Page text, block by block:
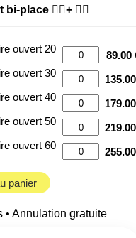
place 🙍‍♂️+ 🧑‍✈️
ouvert 20
89.00
ouvert 30
ouvert 40
ouvert 50
ouvert 60
panier
• Annulation gratuite